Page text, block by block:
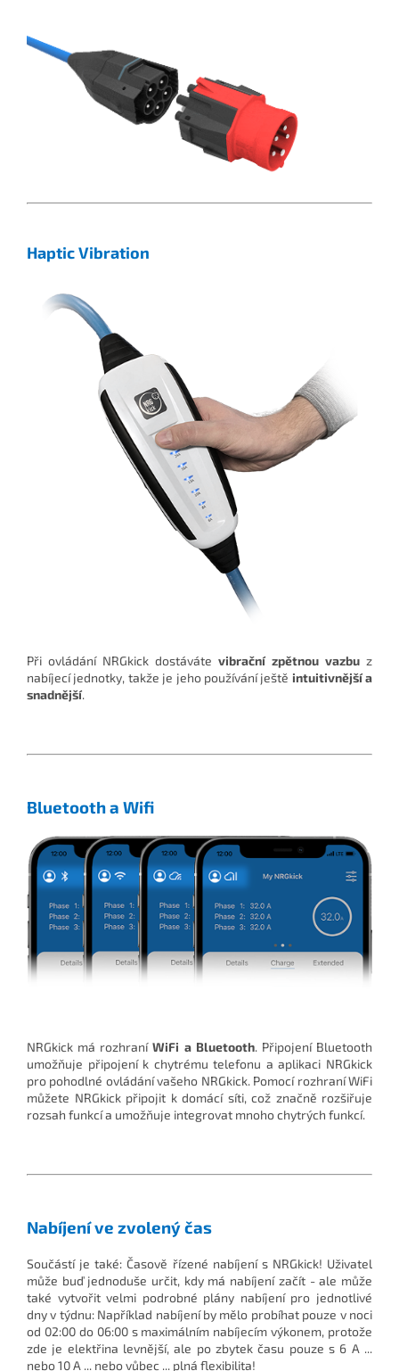
Haptic Vibration
Při ovládání NRGkick dostáváte vibrační zpětnou vazbu z
nabíjecí jednotky, takže je jeho používání ještě intuitivnější a
snadnější.
Bluetooth a Wifi
NRGkick má rozhraníWiFi a Bluetooth. Připojení Bluetooth
umožňuje připojení k chytrému telefonu a aplikaci NRGkick
pro pohodlné ovládání vašeho NRGkick. Pomocí rozhraní WiFi
můžete NRGkick připojit k domácí síti, což značně rozšiřuje
rozsah funkcí a umožňuje integrovat mnoho chytrých funkcí.
Nabíjení ve zvolený čas
Součástí je také: Časově řízené nabíjení s NRGkick! Uživatel
může buď jednoduše určit, kdy má nabíjení začít - ale může
také vytvořit velmi podrobné plány nabíjení pro jednotlivé
dny v týdnu: Například nabíjení by mělo probíhat pouze v noci
od 02:00 do 06:00 s maximálním nabíjecím výkonem, protože
zde je elektřina levnější, ale po zbytek času pouze s 6 A ...
nebo 10 A ... nebo vůbec ... plná flexibilita!